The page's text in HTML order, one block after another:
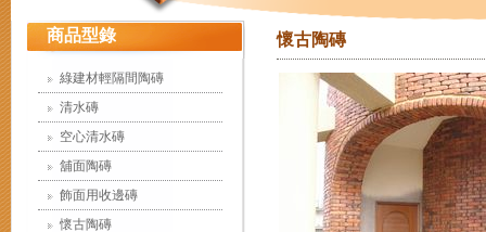
懷古陶磚
商品型錄
綠建材輕隔間陶磚
清水磚
空心清水磚
舖面陶磚
飾面用收邊磚
懷古陶磚